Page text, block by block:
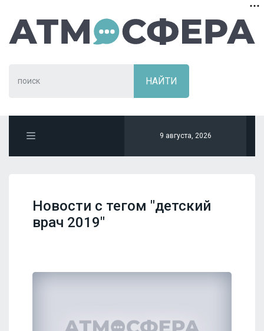
9 августа, 2026
Новости с тегом "детский
врач 2019"